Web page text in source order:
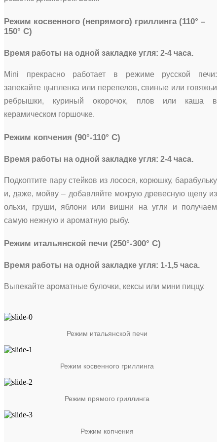
Режим косвенного (непрямого) гриллинга (110° –
150° С)
Время работы на одной закладке угля: 2-4 часа.
Mini прекрасно работает в режиме русской печи:
запекайте цыпленка или перепелов, свиные или говяжьи
ребрышки, куриный окорочок, плов или каша в
керамическом горшочке.
Режим копчения (90°-110° С)
Время работы на одной закладке угля: 2-4 часа.
Подкоптите пару стейков из лосося, корюшку, барабульку
и, даже, мойву – добавляйте мокрую древесную щепу из
ольхи, груши, яблони или вишни на угли и получаем
самую нежную и ароматную рыбу.
Режим итальянской печи (250°-300° С)
Время работы на одной закладке угля: 1-1,5 часа.
Выпекайте ароматные булочки, кексы или мини пиццу.
Режим итальянской печи
Режим косвенного гриллинга
Режим прямого гриллинга
Режим копчения